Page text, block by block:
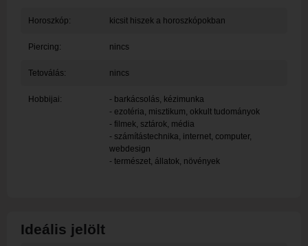
Horoszkóp: kicsit hiszek a horoszkópokban
Piercing: nincs
Tetoválás: nincs
Hobbijai:
- barkácsolás, kézimunka
- ezotéria, misztikum, okkult tudományok
- filmek, sztárok, média
- számítástechnika, internet, computer,
webdesign
- természet, állatok, növények
Ideális jelölt